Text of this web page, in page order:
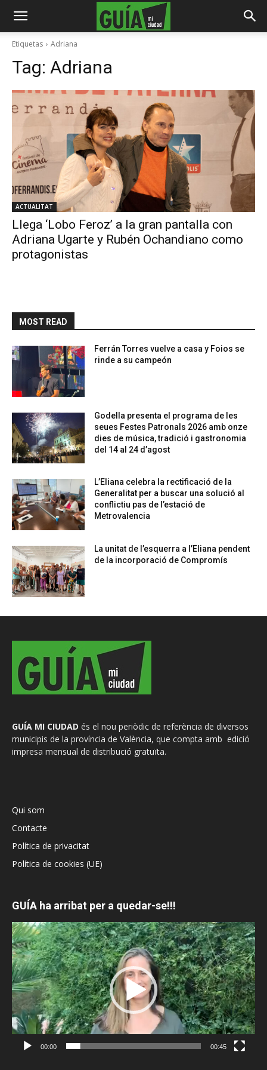
Etiquetas Adriana
Tag: Adriana
ACTUALITAT
Llega ‘Lobo Feroz’ a la gran pantalla con
Adriana Ugarte y Rubén Ochandiano como
protagonistas
MOST READ
Ferrán Torres vuelve a casa y Foios se
rinde a su campeón
Godella presenta el programa de les
seues Festes Patronals 2026 amb onze
dies de música, tradició i gastronomia
del 14 al 24 d’agost
L’Eliana celebra la rectificació de la
Generalitat per a buscar una solució al
conflictiu pas de l’estació de
Metrovalencia
La unitat de l’esquerra a l’Eliana pendent
de la incorporació de Compromís
GUÍA MI CIUDAD és el nou periòdic de referència de diversos
municipis de la província de València, que compta amb edició
impresa mensual de distribució gratuïta.
Qui som
Contacte
Política de privacitat
Política de cookies (UE)
GUÍA ha arribat per a quedar-se!!!
Reproductor
de
vídeo
00:00 00:45